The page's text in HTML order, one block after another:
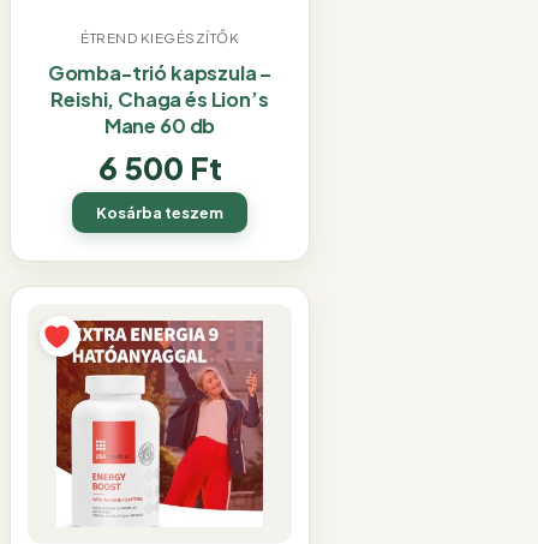
ÉTREND KIEGÉSZÍTŐK
Gomba-trió kapszula –
Reishi, Chaga és Lion’s
Mane 60 db
6 500 Ft
Kosárba teszem